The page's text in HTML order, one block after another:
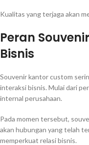
Kualitas yang terjaga akan
Peran
Bisnis
Souvenir kantor custom
interaksi bisnis. Mulai dari
internal perusahaan.
Pada momen tersebut,
akan hubungan yang telah
memperkuat relasi bisnis.